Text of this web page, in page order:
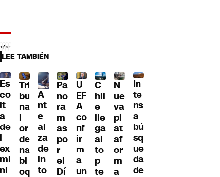
LEE TAMBIÉN
Es
co
lt
a
de
l
ex
mi
ni
Tri
bu
na
l
or
de
na
bl
oq
A
nt
e
al
za
de
in
to
Pa
no
ra
m
as
po
r
el
Dí
U
EF
A
co
nf
ir
m
a
un
C
hil
e
lle
ga
al
to
p
te
N
ue
va
pl
at
af
or
m
a
In
te
ns
a
bú
sq
ue
da
de